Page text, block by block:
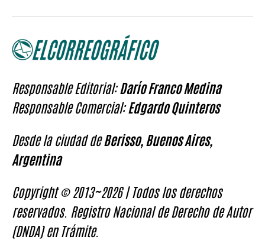
Responsable Editorial:Darío Franco Medina
Responsable Comercial:Edgardo Quinteros
Desde la ciudad deBerisso, Buenos Aires,
Argentina
Copyright © 2013~2026 | Todos los derechos
reservados. Registro Nacional de Derecho de Autor
(DNDA) en Trámite.